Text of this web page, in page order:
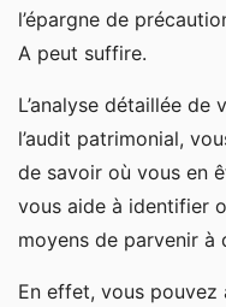
l’épargne de
A peut suffire.
L’analyse détaillée
l’audit patrimonial,
de savoir où vous en
vous aide à identifier
moyens de parvenir à
En effet, vous pouvez